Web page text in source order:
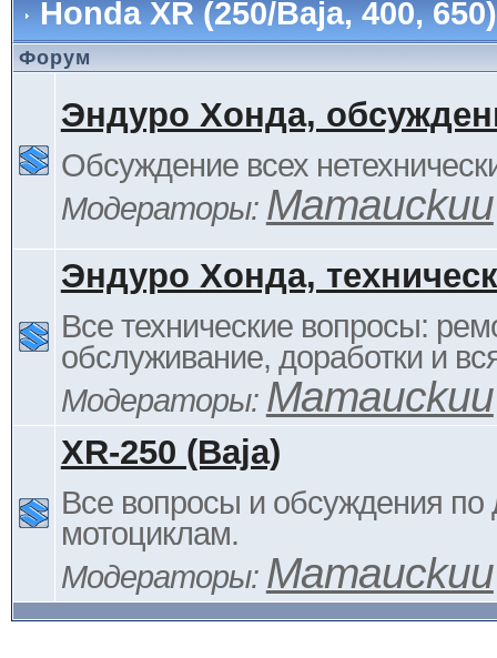
Honda XR (250/Baja, 400,
Форум
Эндуро Хонда,
Обсуждение всех
Модераторы: Mamauckuu
Эндуро Хонда,
Все технические вопросы:
обслуживание, доработки и
Модераторы: Mamauckuu
XR-250 (Baja)
Все вопросы и обсуждения
мотоциклам.
Модераторы: Mamauckuu